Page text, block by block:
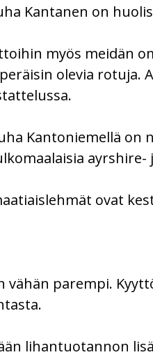
Kantanen on
myös meidän
olevia rotuja.
Kantoniemellä on
ovat
parempi.
lihantuotannon